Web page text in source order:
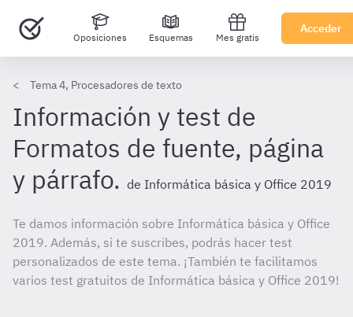
Oposiciones Esquemas Mes gratis
Acceder
Tema 4, Procesadores de texto
Información y test de
Formatos de fuente, página
y párrafo. de Informática básica y Office 2019
Te damos información sobre Informática básica y Office
2019. Además, si te suscribes, podrás hacer test
personalizados de este tema. ¡También te facilitamos
varios test gratuitos de Informática básica y Office 2019!